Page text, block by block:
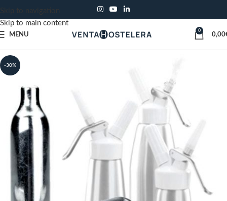
Skip to navigation
Skip to main content
MENU
0
0,00
-30%